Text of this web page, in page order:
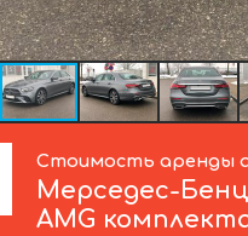
Стоимость аренды
Мерседес-Бенц
AMG